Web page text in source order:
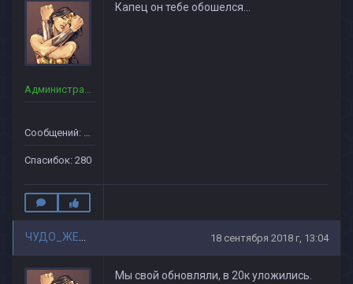
Администраторы
Сообщений: 90
Спасибок: 280
Капец он тебе обошелся...
18 сентября 2018 г, 13:04
Мы свой обновляли, в 20к уложились.